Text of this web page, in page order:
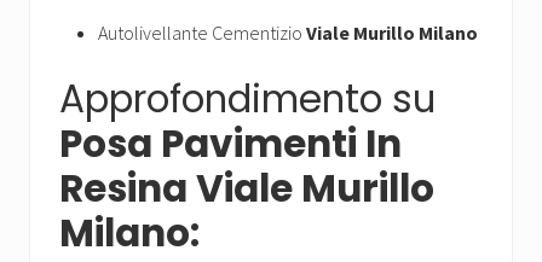
Autolivellante Cementizio Viale Murillo Milano
Approfondimento su
Posa Pavimenti In
Resina Viale Murillo
Milano: